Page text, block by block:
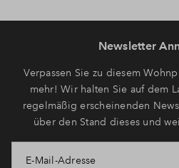
Newsletter
Verpassen Sie zu diesem
mehr! Wir halten Sie auf dem
regelmäßig erscheinenden
über den Stand dieses und
E-Mail-Adresse